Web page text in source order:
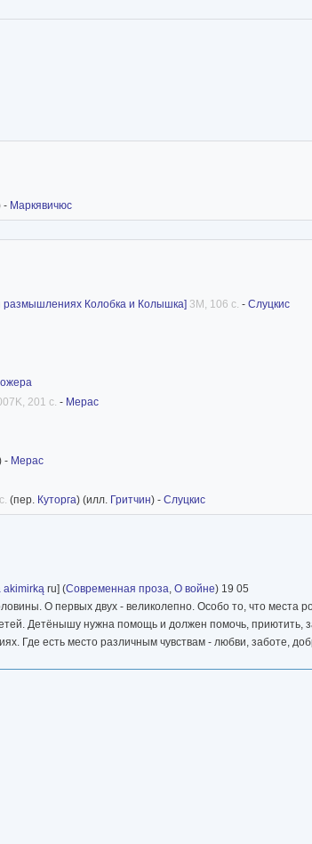
- Маркявичюс
размышлениях Колобка и Колышка] 3M, 106 с. - Слуцкис
201 с. - Мерас
- Мерас
(пер. Куторга) (илл. Гритчин) - Слуцкис
akimirką ru] (Современная проза, О войне) 19 05
О первых двух - великолепно. Особо то, что места
Детёнышу нужна помощь и должен помочь, приютить,
Где есть место различным чувствам - любви, заботе,